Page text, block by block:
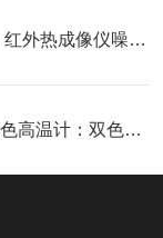
MIKRON黑体炉_面源黑体：红外热成像仪噪声等效温差NETD测试
IMPAC IGAR 6 Advanced比色高温计：双色（比色）测温